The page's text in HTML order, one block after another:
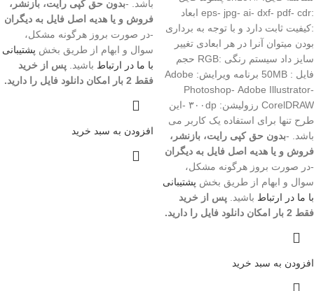
:eps- jpg- ai- dxf- pdf- cdr ابعاد
:کیفیت ثابت دارد و با توجه به برداری
بودن میتوان آنرا در هر ابعادی تغییر
سایز داد سیستم رنگی :RGB حجم
فایل : 50MB برنامه ویرایش: Adobe
Photoshop- Adobe Illustrator-
CorelDRAW رزولیشن: ۳۰۰dp -این
طرح تنها برای استفاده یک کاربر می
باشد. -بدون حق کپی رایت، بازنشر،
فروش و یا هدیه اصل فایل به دیگران
-در صورت بروز هرگونه مشکل،
سوال و ابهام از طریق بخش پشتیبانی
با ما در ارتباط باشید. پس از خرید
فقط 2 بار امکان دانلود فایل را دارید.
افزودن به سبد خرید
باشد. -بدون حق کپی رایت، بازنشر،
فروش و یا هدیه اصل فایل به دیگران
-در صورت بروز هرگونه مشکل،
سوال و ابهام از طریق بخش پشتیبانی
با ما در ارتباط باشید. پس از خرید
فقط 2 بار امکان دانلود فایل را دارید.
افزودن به سبد خرید